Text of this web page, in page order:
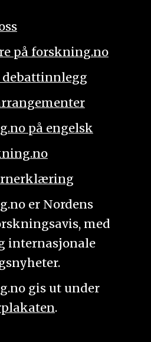
på forskning.no
debattinnlegg
på engelsk
er Nordens
med
internasjonale
gis ut under
.